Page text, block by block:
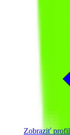
Zobraziť profil